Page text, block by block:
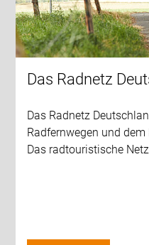
Das Radnetz
Das Radnetz
Radfernwegen und
Das radtouristische